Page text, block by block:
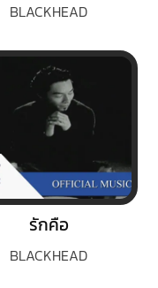
BLACKHEAD
รักคือ
BLACKHEAD